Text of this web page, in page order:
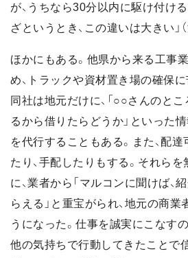
が、うちなら30分以内に駆け付け
ざというとき、この違いは大きい」（
ほかにもある。他県から来る工事
め、トラックや資材置き場の確保
同社は地元だけに、「○○さんのと
るから借りたらどうか」といった
を代行することもある。また、配
たり、手配したりもする。それら
に、業者から「マルコンに聞けば、
らえる」と重宝がられ、地元の商
うになった。仕事を誠実にこなす
他の気持ちで行動してきたことで